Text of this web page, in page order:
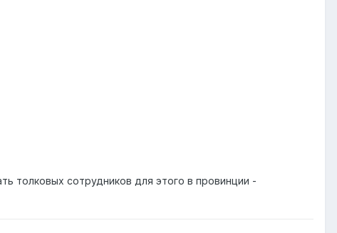
толковых сотрудников для этого в провинции -